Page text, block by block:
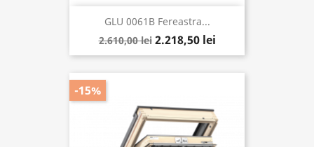
GLU 0061B Fereastra...
2.610,00 lei 2.218,50 lei
-15%